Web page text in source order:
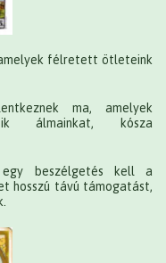
félretett ötleteink
ma, amelyek
álmainkat, kósza
beszélgetés kell a
hosszú távú támogatást,